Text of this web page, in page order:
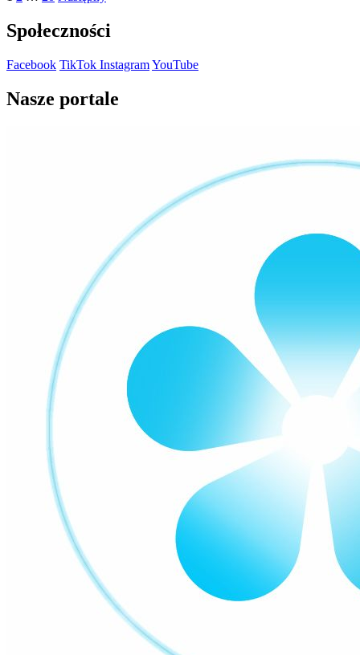
i dobre
rady"
wpisów
Społeczności
Facebook TikTok InstagramYouTube
Nasze portale